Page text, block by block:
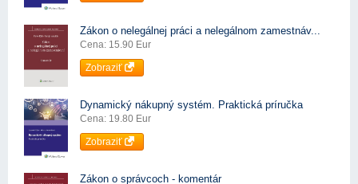
Zákon o nelegálnej práci a nelegálnom zamestnáv...
Cena: 15.90 Eur
Zobraziť
Dynamický nákupný systém. Praktická príručka
Cena: 19.80 Eur
Zobraziť
Zákon o správcoch - komentár